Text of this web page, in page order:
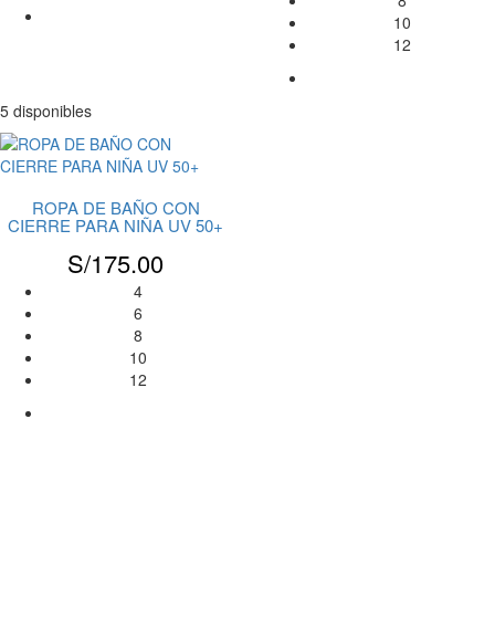
10
12
5 disponibles
ROPA DE BAÑO CON
CIERRE PARA NIÑA UV 50+
S/175.00
4
6
8
10
12